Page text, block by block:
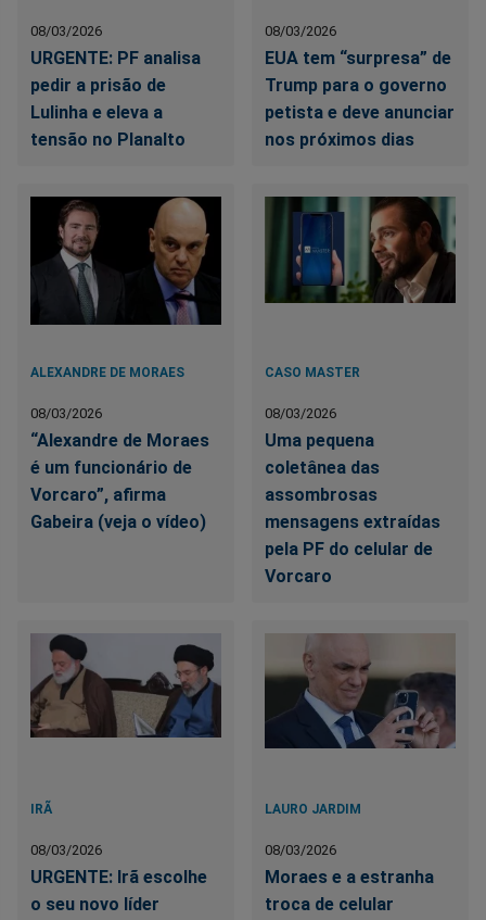
08/03/2026
URGENTE: PF analisa
pedir a prisão de
Lulinha e eleva a
tensão no Planalto
08/03/2026
EUA tem “surpresa” de
Trump para o governo
petista e deve anunciar
nos próximos dias
ALEXANDRE DE MORAES
08/03/2026
“Alexandre de Moraes
é um funcionário de
Vorcaro”, afirma
Gabeira (veja o vídeo)
CASO MASTER
08/03/2026
Uma pequena
coletânea das
assombrosas
mensagens extraídas
pela PF do celular de
Vorcaro
IRÃ
08/03/2026
URGENTE: Irã escolhe
o seu novo líder
LAURO JARDIM
08/03/2026
Moraes e a estranha
troca de celular